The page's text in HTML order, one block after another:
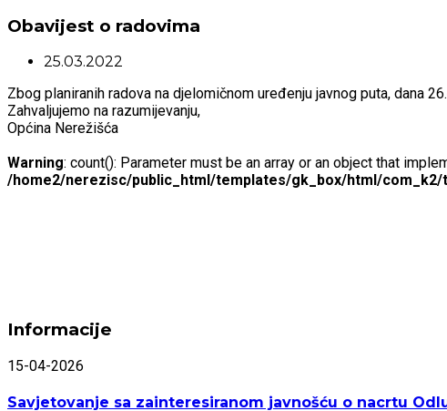
Obavijest o radovima
25.03.2022
Zbog planiranih radova na djelomičnom uređenju javnog puta, dana
Zahvaljujemo na razumijevanju,
Općina Nerežišća
Warning: count(): Parameter must be an array or an object that
/home2/nerezisc/public_html/templates/gk_box/html/
Informacije
15-04-2026
Savjetovanje sa zainteresiranom javnošću o nacrtu